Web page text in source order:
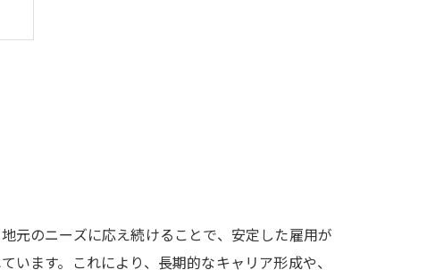
元のニーズに応え続けることで、安定した雇用が
ます。これにより、長期的なキャリア形成や、